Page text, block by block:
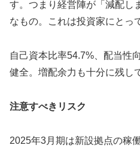
す。つまり経営陣が「減配し
なもの。これは投資家にとっ
自己資本比率54.7%、配当性
健全。増配余力も十分に残し
注意すべきリスク
2025年3月期は新設拠点の稼